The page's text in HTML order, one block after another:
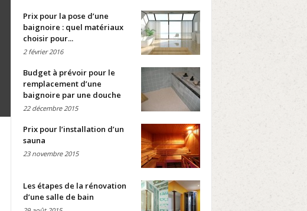
Prix pour la pose d’une
baignoire : quel matériaux
choisir pour...
2 février 2016
Budget à prévoir pour le
remplacement d’une
baignoire par une douche
22 décembre 2015
Prix pour l’installation d’un
sauna
23 novembre 2015
Les étapes de la rénovation
d’une salle de bain